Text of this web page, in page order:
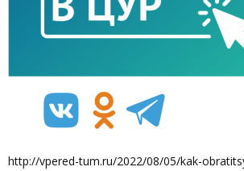
http://vpered-tum.ru/2022/08/05/kak-